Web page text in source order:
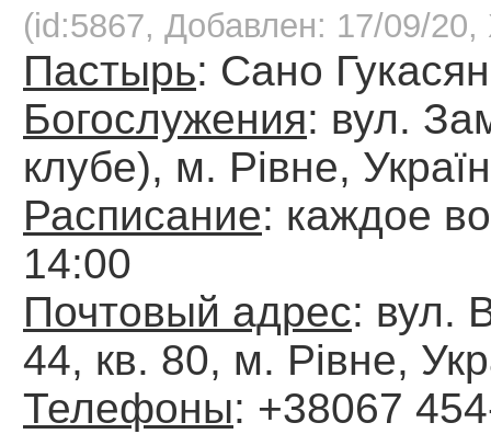
(id:5867, Добавлен: 17/09/20,
Пастырь: Сано Гукасян
Богослужения: вул.
клубе), м. Рівне,
Расписание: каждое
14:00
Почтовый адрес: вул.
44, кв. 80, м. Рівне,
Телефоны: +38067